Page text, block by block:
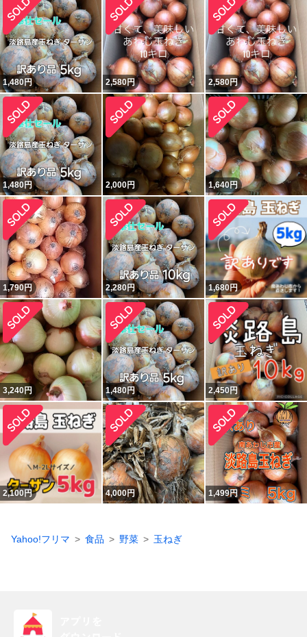
1,480円 2,580円 2,580円
1,480円 2,000円 1,640円
1,790円 2,280円 1,680円
3,240円 1,480円 2,450円
2,100円 4,000円 1,499円
Yahoo!フリマ 食品 野菜 玉ねぎ